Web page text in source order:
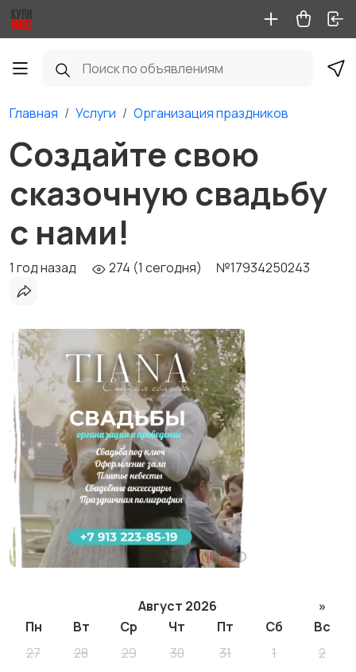
Главная Услуги Организация праздников
Создайте свою
сказочную свадьбу
с нами!
1 год назад 274 (1 сегодня) №17934250243
Август 2026
»
Пн
Вт Ср Чт Пт Сб
Вс
27
28 29 30 31 1
2